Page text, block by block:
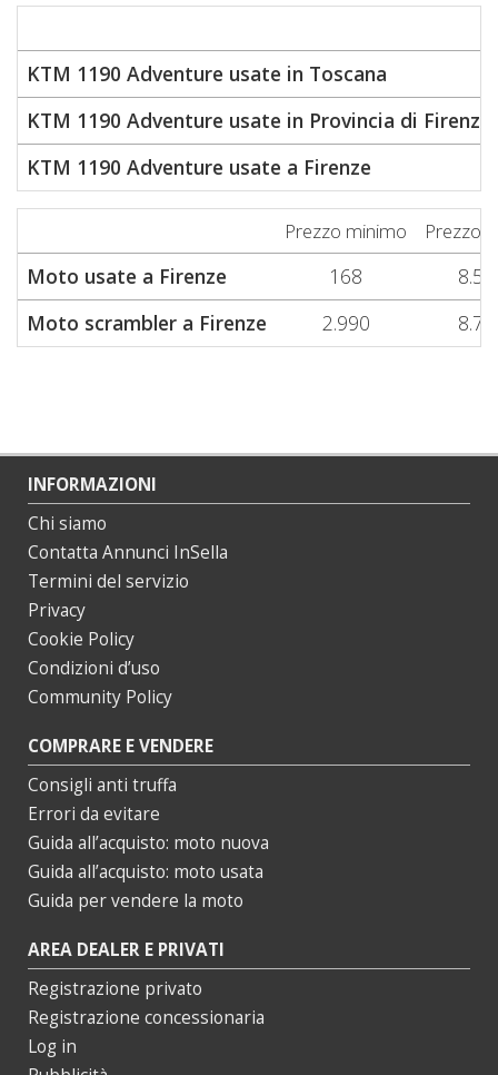
KTM 1190 Adventure usate in Toscana
KTM 1190 Adventure usate in Provincia di Firenze
KTM 1190 Adventure usate a Firenze
Prezzo minimo Prezzo
Moto usate a Firenze 168
Moto scrambler a Firenze
2.990
INFORMAZIONI
Chi siamo
Contatta Annunci InSella
Termini del servizio
Privacy
Cookie Policy
Condizioni d’uso
Community Policy
COMPRARE E VENDERE
Consigli anti truffa
Errori da evitare
Guida all’acquisto: moto nuova
Guida all’acquisto: moto usata
Guida per vendere la moto
AREA DEALER E PRIVATI
Registrazione privato
Registrazione concessionaria
Log in